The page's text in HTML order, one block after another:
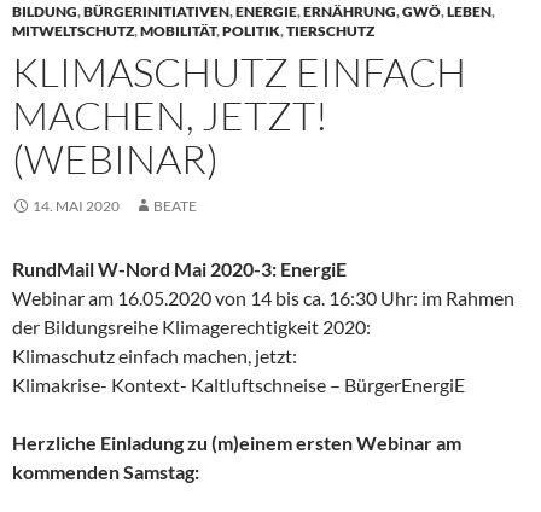
BILDUNG,BÜRGERINITIATIVEN,ENERGIE,ERNÄHRUNG,GWÖ,LEBEN,
MITWELTSCHUTZ,MOBILITÄT,POLITIK,TIERSCHUTZ
KLIMASCHUTZ EINFACH
MACHEN, JETZT!
(WEBINAR)
14. MAI 2020 BEATE
RundMail W-Nord Mai 2020-3: EnergiE
Webinar am 16.05.2020 von 14 bis ca. 16:30 Uhr: im Rahmen
der Bildungsreihe Klimagerechtigkeit 2020:
Klimaschutz einfach machen, jetzt:
Klimakrise- Kontext- Kaltluftschneise – BürgerEnergiE
Herzliche Einladung zu (m)einem ersten Webinar am
kommenden Samstag: